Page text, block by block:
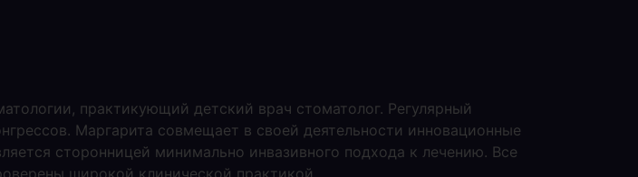
практикующий детский врач стоматолог. Регулярный
Маргарита совмещает в своей деятельности инновационные
сторонницей минимально инвазивного подхода к лечению. Все